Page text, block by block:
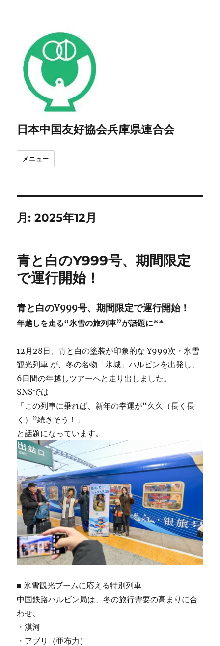
日本中国友好協会兵庫県連合会
メニュー
月:2025年12月
青と白のY999号、期間限定
で運行開始！
青と白のY999号、期間限定で運行開始！
年越しを走る“氷雪の旅列車”が話題に**
12月28日、青と白の塗装が印象的な Y999次・氷雪
観光列車 が、冬の名物「氷城」ハルビンを出発し、
6日間の年越しツアーへと走り出しました。
SNSでは
「この列車に乗れば、新年の幸運が“久久（長く長
く）”続きそう！」
と話題になっています。
■ 氷雪観光ブームに応える特別列車
中国鉄路ハルビン局は、冬の旅行需要の高まりに合
わせ、
・漠河
・アブリ（亜布力）